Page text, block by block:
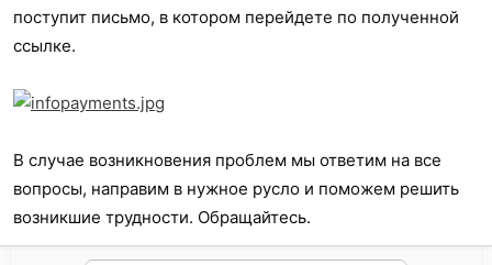
поступит письмо, в котором перейдете по полученной
ссылке.
В случае возникновения проблем мы ответим на все
вопросы, направим в нужное русло и поможем решить
возникшие трудности. Обращайтесь.